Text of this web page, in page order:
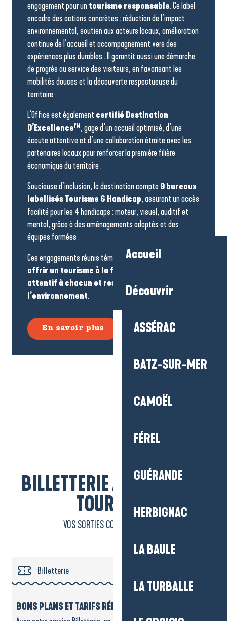
Accueil
Découvrir
ASSÉRAC
BATZ-SUR-MER
CAMOËL
FÉREL
GUÉRANDE
HERBIGNAC
LA BAULE
LA TURBALLE
engagement pour untourisme responsable. Ce label
encadre des actions concrètes : réduction de l’impact
environnemental, soutien aux acteurs locaux, amélioration
continue de l’accueil et accompagnement vers des
expériences plus durables . Il garantit aussi une démarche
de progrès au service des visiteurs, en favorisant les
mobilités douces et la découverte respectueuse du
territoire.
L’Office est également certifié Destination
D’Excellence™, gage d’un accueil optimisé, d’une
écoute attentive et d’une collaboration étroite avec les
partenaires locaux pour renforcer la première filière
économique du territoire .
Soucieuse d’inclusion, la destination compte9 bureaux
labellisés Tourisme & Handicap, assurant un accès
facilité pour les 4 handicaps : moteur, visuel, auditif et
mental, grâce à des aménagements adaptés et des
équipes formées .
Ces engagements réunis témoignent d’une volonté forte :
offrir un tourisme à la fois agréable, utile,
attentif à chacun et respectueux de
l’environnement.
En savoir plus
BILLETTERIE À L’OFFICE DE
TOURISME
VOS SORTIES COMMENCENT ICI !
Billetterie
BONS PLANS ET TARIFS RÉDUITS